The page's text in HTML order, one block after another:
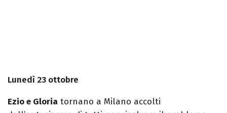
Lunedì 23 ottobre
Ezio e Gloria tornano a Milano accolti